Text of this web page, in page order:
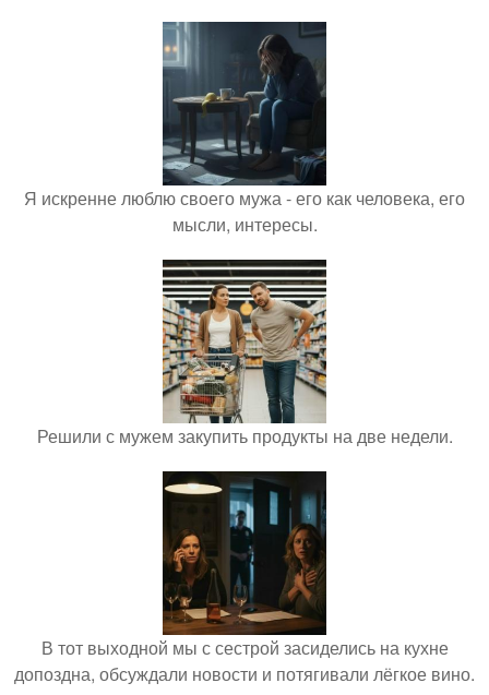
Я искренне люблю своего мужа - его как человека, его
мысли, интересы.
Решили с мужем закупить продукты на две недели.
В тот выходной мы с сестрой засиделись на кухне
допоздна, обсуждали новости и потягивали лёгкое вино.